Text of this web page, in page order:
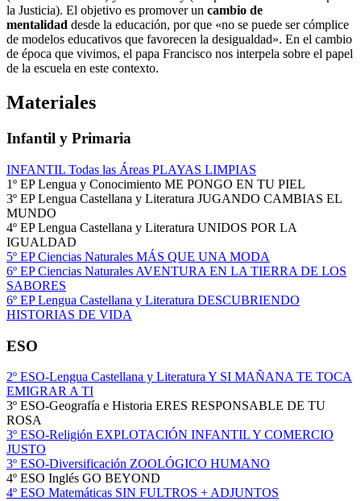
la Justicia). El objetivo es promover un cambio de
mentalidad desde la educación, por que «no se puede ser cómplice
de modelos educativos que favorecen la desigualdad». En el cambio
de época que vivimos, el papa Francisco nos interpela sobre el papel
de la escuela en este contexto.
Materiales
Infantil y Primaria
INFANTIL Todas las Áreas PLAYAS LIMPIAS
1º EP Lengua y Conocimiento ME PONGO EN TU PIEL
3º EP Lengua Castellana y Literatura JUGANDO CAMBIAS EL
MUNDO
4º EP Lengua Castellana y Literatura UNIDOS POR LA
IGUALDAD
5º EP Ciencias Naturales MÁS QUE UNA MODA
6º EP Ciencias Naturales AVENTURA EN LA TIERRA DE LOS
SABORES
6º EP Lengua Castellana y Literatura DESCUBRIENDO
HISTORIAS DE VIDA
ESO
2º ESO-Lengua Castellana y Literatura Y SI MAÑANA TE TOCA
EMIGRAR A TI
3º ESO-Geografía e Historia ERES RESPONSABLE DE TU
ROSA
3º ESO-Religión EXPLOTACIÓN INFANTIL Y COMERCIO
JUSTO
3º ESO-Diversificación ZOOLÓGICO HUMANO
4º ESO Inglés GO BEYOND
4º ESO Matemáticas SIN FULTROS + ADJUNTOS